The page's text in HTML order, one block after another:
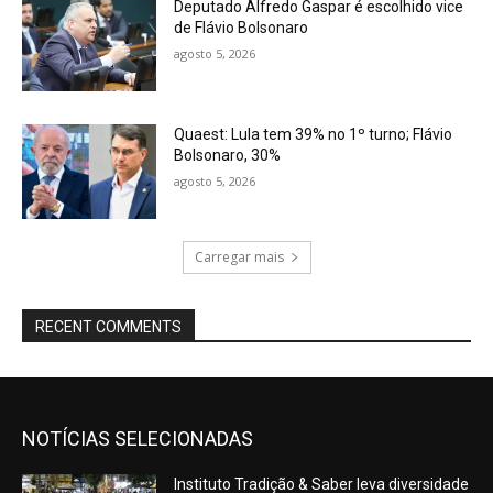
Deputado Alfredo Gaspar é escolhido vice
de Flávio Bolsonaro
agosto 5, 2026
Quaest: Lula tem 39% no 1º turno; Flávio
Bolsonaro, 30%
agosto 5, 2026
Carregar mais
RECENT COMMENTS
NOTÍCIAS SELECIONADAS
Instituto Tradição & Saber leva diversidade